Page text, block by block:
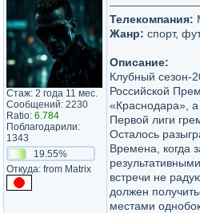
Стаж: 2 года 11 мес.
Сообщений: 2230
Ratio: 6.784
Поблагодарили:
1343
19.55%
Откуда: from Matrix
Телекомпания:
Жанр: спорт,
Описание:
Клубный сезон-
Российской
«Краснодара»,
Первой лиги
Осталось
Времена, когда
встречи не
должен
местами